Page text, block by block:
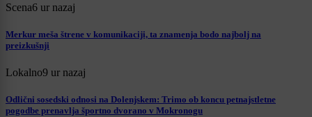
Scena6 ur nazaj
Merkur meša štrene v komunikaciji, ta znamenja bodo najbolj na
preizkušnji
Lokalno9 ur nazaj
Odlični sosedski odnosi na Dolenjskem: Trimo ob koncu petnajstletne
pogodbe prenavlja športno dvorano v Mokronogu